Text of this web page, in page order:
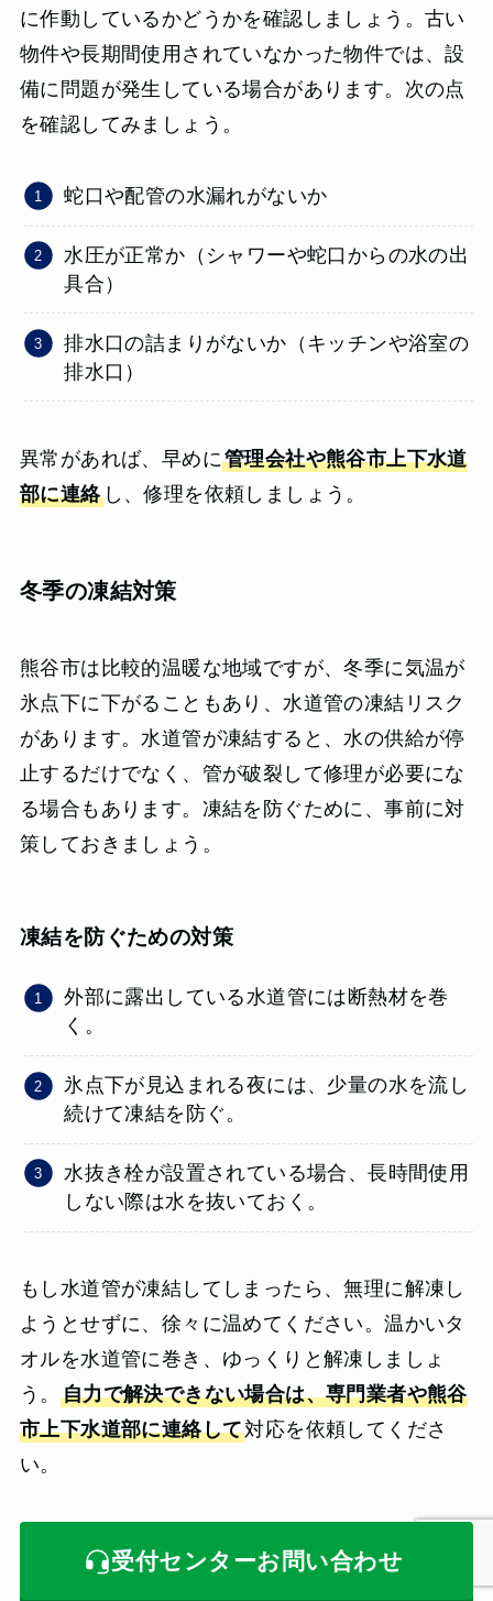
に作動しているかどうかを確認しましょう。古い
物件や長期間使用されていなかった物件では、設
備に問題が発生している場合があります。次の点
を確認してみましょう。
蛇口や配管の水漏れがないか
水圧が正常か（シャワーや蛇口からの水の出
具合）
排水口の詰まりがないか（キッチンや浴室の
排水口）
異常があれば、早めに管理会社や熊谷市上下水道
部に連絡し、修理を依頼しましょう。
冬季の凍結対策
熊谷市は比較的温暖な地域ですが、冬季に気温が
氷点下に下がることもあり、水道管の凍結リスク
があります。水道管が凍結すると、水の供給が停
止するだけでなく、管が破裂して修理が必要にな
る場合もあります。凍結を防ぐために、事前に対
策しておきましょう。
凍結を防ぐための対策
外部に露出している水道管には断熱材を巻
く。
氷点下が見込まれる夜には、少量の水を流し
続けて凍結を防ぐ。
水抜き栓が設置されている場合、長時間使用
しない際は水を抜いておく。
もし水道管が凍結してしまったら、無理に解凍し
ようとせずに、徐々に温めてください。温かいタ
オルを水道管に巻き、ゆっくりと解凍しましょ
う。 自力で解決できない場合は、専門業者や熊谷
市上下水道部に連絡して対応を依頼してくださ
い。
受付センターお問い合わせ